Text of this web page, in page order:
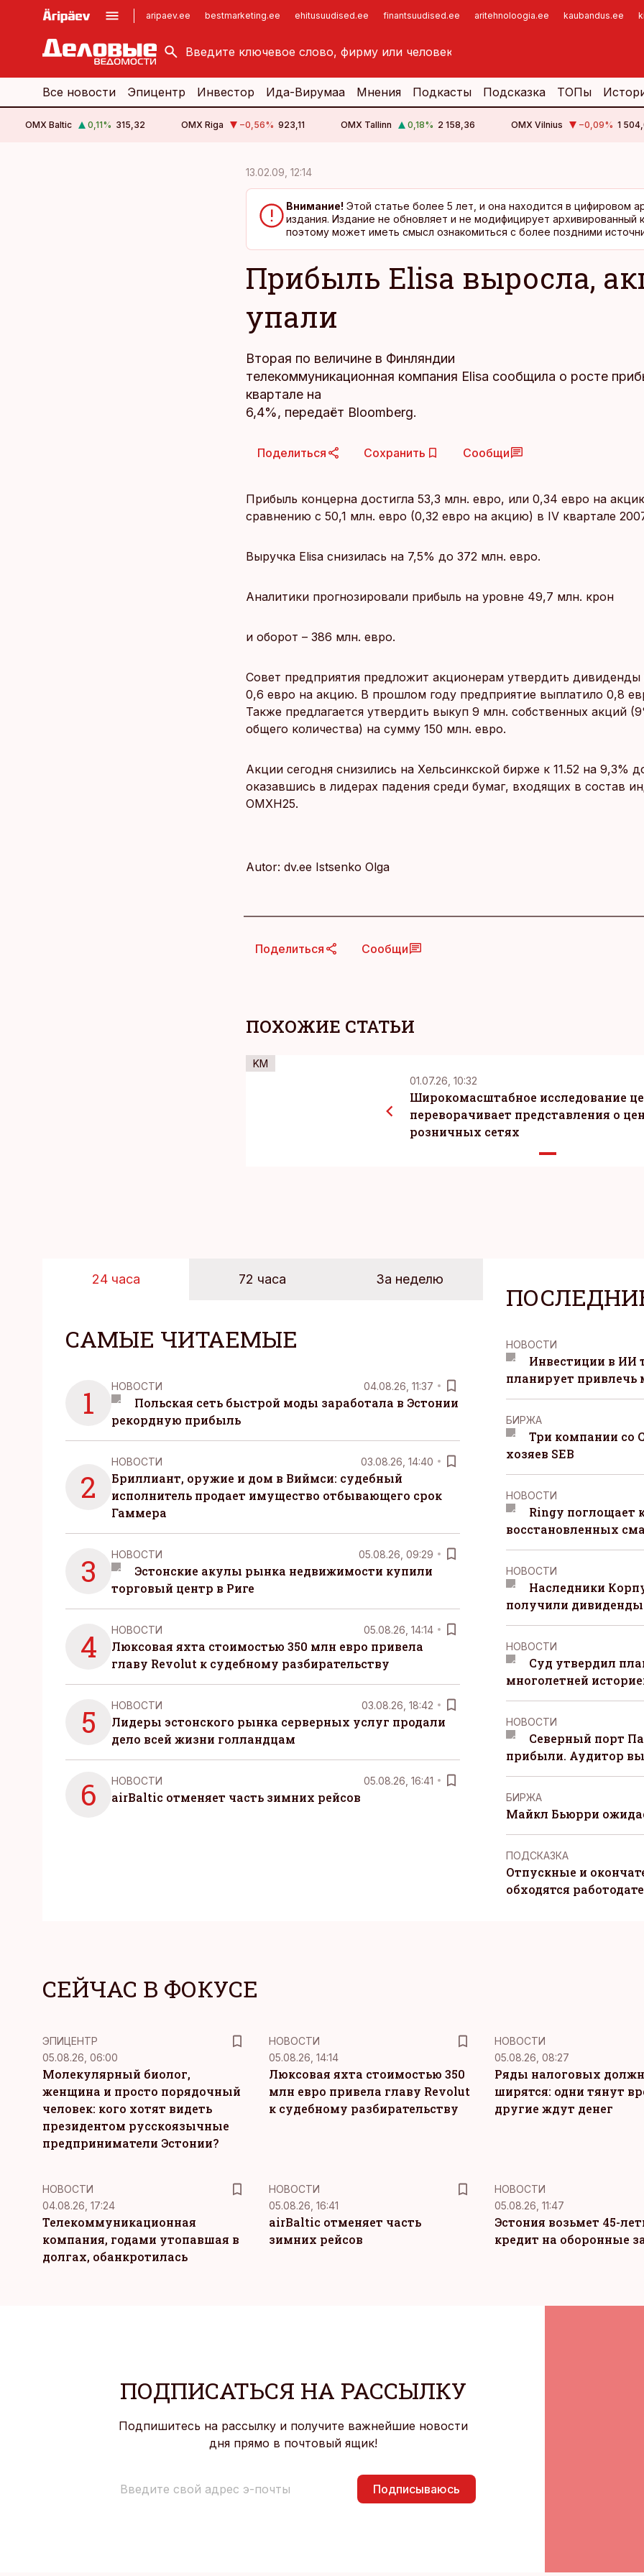
aripaev.ee bestmarketing.ee ehitusuudised.ee finantsuudised.ee aritehnoloogia.ee kaubandus.ee
kinnisvarauudised.ee
logistikauudised.ee
imelineajalugu.ee
Все новости Эпицентр Инвестор Ида-Вирумаа Мнения Подкасты Подсказка ТОПы
OMX Baltic 0,11% 315,32 OMX Riga −0,56% 923,11 OMX Tallinn 0,18% 2 158,36 OMX Vilnius −0,09% 1
13.02.09, 12:14
Внимание! Этой статье более 5 лет, и она находится в цифировом
издания. Издание не обновляет и не модифицирует архивированный
поэтому может иметь смысл ознакомиться с более поздними
Прибыль Elisa выросла,
упали
Вторая по величине в Финляндии
телекоммуникационная компания Elisa сообщила о росте
квартале на
6,4%, передаёт Bloomberg.
Поделиться Сохранить Сообщи
Прибыль концерна достигла 53,3 млн. евро, или 0,34 евро на
сравнению с 50,1 млн. евро (0,32 евро на акцию) в IV квартале
Выручка Elisa снизилась на 7,5% до 372 млн. евро.
Аналитики прогнозировали прибыль на уровне 49,7 млн. крон
и оборот – 386 млн. евро.
Совет предприятия предложит акционерам утвердить дивиденды
0,6 евро на акцию. В прошлом году предприятие выплатило 0,8
Также предлагается утвердить выкуп 9 млн. собственных акций
общего количества) на сумму 150 млн. евро.
Акции сегодня снизились на Хельсинкской бирже к 11.52 на 9,3%
оказавшись в лидерах падения среди бумаг, входящих в состав
OMXH25.
Autor: dv.ee Istsenko Olga
Поделиться Сообщи
ПОХОЖИЕ СТАТЬИ
KM
01.07.26, 10:32
Широкомасштабное исследование
переворачивает представления о
розничных сетях
24 часа 72 часа За неделю
САМЫЕ ЧИТАЕМЫЕ
1 НОВОСТИ 04.08.26, 11:37
Польская сеть быстрой моды заработала в Эстонии
рекордную прибыль
2
НОВОСТИ 03.08.26, 14:40
Бриллиант, оружие и дом в Виймси: судебный
исполнитель продает имущество отбывающего срок
Гаммера
3 НОВОСТИ 05.08.26, 09:29
Эстонские акулы рынка недвижимости купили
торговый центр в Риге
4 НОВОСТИ 05.08.26, 14:14
Люксовая яхта стоимостью 350 млн евро привела
главу Revolut к судебному разбирательству
5 НОВОСТИ 03.08.26, 18:42
Лидеры эстонского рынка серверных услуг продали
дело всей жизни голландцам
6 НОВОСТИ 05.08.26, 16:41
airBaltic отменяет часть зимних рейсов
НОВОСТИ
Инвестиции в ИИ
планирует
БИРЖА
Три компании со
хозяев SEB
НОВОСТИ
Ringy поглощает
восстановленных
НОВОСТИ
Наследники
получили
НОВОСТИ
Суд утвердил
многолетней
НОВОСТИ
Северный порт
прибыли. Аудитор
БИРЖА
Майкл Бьюрри
ПОДСКАЗКА
Отпускные и
обходятся
СЕЙЧАС В ФОКУСЕ
ЭПИЦЕНТР
05.08.26, 06:00
Молекулярный биолог,
женщина и просто порядочный
человек: кого хотят видеть
президентом русскоязычные
предприниматели Эстонии?
НОВОСТИ
05.08.26, 14:14
Люксовая яхта стоимостью 350
млн евро привела главу Revolut
к судебному разбирательству
НОВОСТИ
05.08.26, 08:27
Ряды налоговых
ширятся: одни тянут
другие ждут денег
НОВОСТИ
04.08.26, 17:24
Телекоммуникационная
компания, годами утопавшая в
долгах, обанкротилась
НОВОСТИ
05.08.26, 16:41
airBaltic отменяет часть
зимних рейсов
НОВОСТИ
05.08.26, 11:47
Эстония возьмет 45-
кредит на оборонные
ПОДПИСАТЬСЯ НА РАССЫЛКУ
Подпишитесь на рассылку и получите важнейшие новости
дня прямо в почтовый ящик!
Подписываюсь